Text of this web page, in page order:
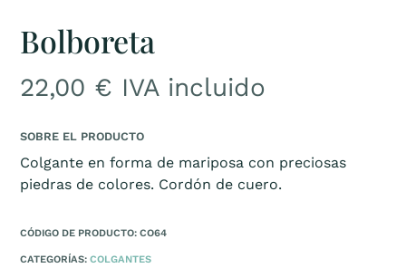
Bolboreta
22,00 € IVA incluido
SOBRE EL PRODUCTO
Colgante en forma de mariposa con preciosas
piedras de colores. Cordón de cuero.
CÓDIGO DE PRODUCTO: CO64
CATEGORÍAS:COLGANTES